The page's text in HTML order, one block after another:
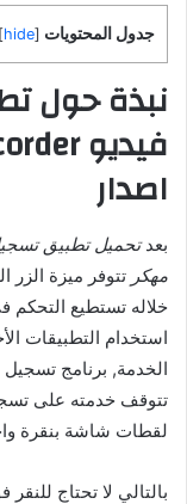
جدول المحتويات [
hide
]
نبذة حول
اصدار
بعد
مهكر تتوفر ميزة الزر
خلاله تستطيع التحكم
استخدام التطبيقات
تتوقف خدمته على
لقطات شاشة بنقرة
بالتالي لا تحتاج